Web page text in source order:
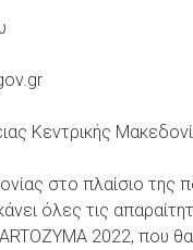
Κεντρικής
στο πλαίσιο της
όλες τις
2022, που